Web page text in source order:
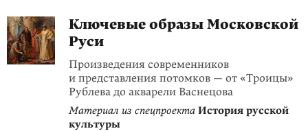
Ключевые образы Московской
Руси
Произведения современников
и представления потомков — от «Троицы»
Рублева до акварели Васнецова
Материал из спецпроекта История русской
культуры